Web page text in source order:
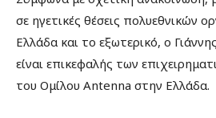
σε ηγετικές θέσεις πολυεθνικών
Ελλάδα και το εξωτερικό, ο
είναι επικεφαλής των
του Ομίλου Antenna στην Ελλάδα.